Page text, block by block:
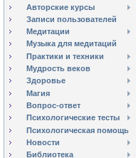
Авторские курсы
Записи пользователей
Медитации
Музыка для медитаций
Практики и техники
Мудрость веков
Здоровье
Магия
Вопрос-ответ
Психологические тесты
Психологическая помощь
Новости
Библиотека